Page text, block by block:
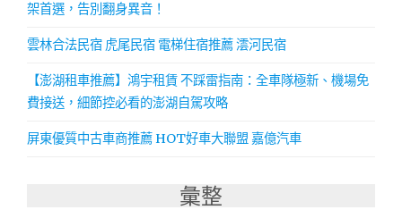
架首選，告別翻身異音！
雲林合法民宿 虎尾民宿 電梯住宿推薦 澐河民宿
【澎湖租車推薦】鴻宇租賃 不踩雷指南：全車隊極新、機場免
費接送，細節控必看的澎湖自駕攻略
屏東優質中古車商推薦 HOT好車大聯盟 嘉億汽車
彙整